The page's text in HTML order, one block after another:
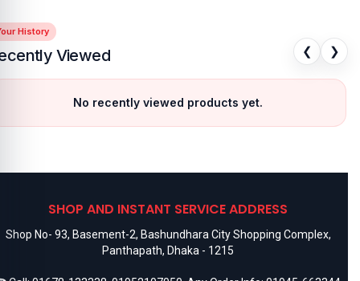
History
Viewed ❮ ❯
No recently viewed products yet.
SHOP AND INSTANT SERVICE ADDRESS
Shop No- 93, Basement-2, Bashundhara City Shopping Complex,
Panthapath, Dhaka - 1215